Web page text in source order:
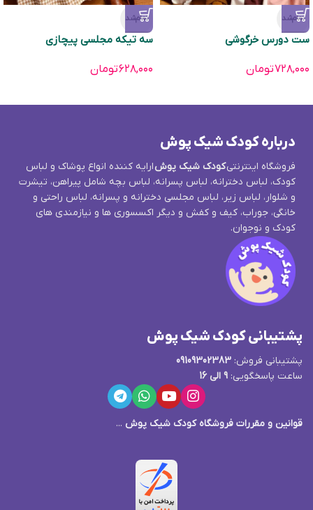
تمام‌شد
ست دورس خرگوشی
۷۲۸,۰۰۰تومان
تمام‌شد
سه تیکه مجلسی پیچازی
۶۲۸,۰۰۰تومان
درباره کودک شیک پوش
فروشگاه اینترنتیکودک شیک پوشارایه کننده انواع پوشاک و لباس
کودک، لباس دخترانه، لباس پسرانه، لباس بچه شامل پیراهن، تیشرت
و شلوار، لباس زیر، لباس مجلسی دخترانه و پسرانه، لباس راحتی و
خانگی، جوراب، کیف و کفش و دیگر اکسسوری ها و نیازمندی های
کودک و نوجوان.
پشتیبانی کودک شیک پوش
پشتیبانی فروش: 09109302383
ساعت پاسخگویی: 9 الی 16
قوانین و مقررات فروشگاه کودک شیک پوش ...